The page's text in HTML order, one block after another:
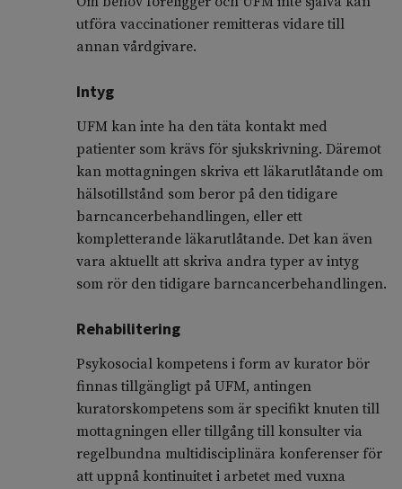
utföra vaccinationer remitteras vidare till
annan vårdgivare.
Intyg
UFM kan inte ha den täta kontakt med
patienter som krävs för sjukskrivning. Däremot
kan mottagningen skriva ett läkarutlåtande om
hälsotillstånd som beror på den tidigare
barncancerbehandlingen, eller ett
kompletterande läkarutlåtande. Det kan även
vara aktuellt att skriva andra typer av intyg
som rör den tidigare barncancerbehandlingen.
Rehabilitering
Psykosocial kompetens i form av kurator bör
finnas tillgängligt på UFM, antingen
kuratorskompetens som är specifikt knuten till
mottagningen eller tillgång till konsulter via
regelbundna multidisciplinära konferenser för
att uppnå kontinuitet i arbetet med vuxna